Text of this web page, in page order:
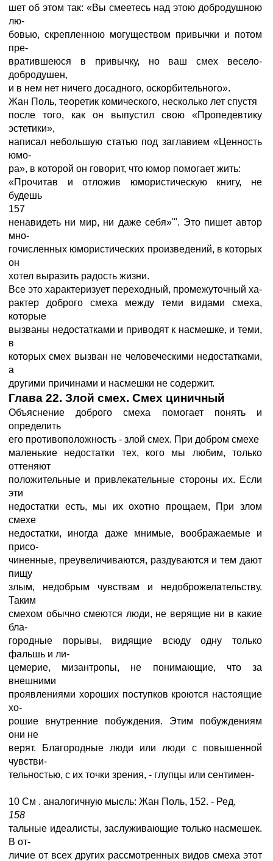
шет об этом так: «Вы смеетесь над этою добродушною
лю-
бовью, скрепленною могуществом привычки и потом
пре-
вратившеюся в привычку, но ваш смех весело-
добродушен,
и в нем нет ничего досадного, оскорбительного».
Жан Поль, теоретик комического, несколько лет спустя
после того, как он выпустил свою «Пропедевтику
эстетики»,
написал небольшую статью под заглавием «Ценность
юмо-
ра», в которой он говорит, что юмор помогает жить:
«Прочитав и отложив юмористическую книгу, не
будешь
157
ненавидеть ни мир, ни даже себя»'". Это пишет автор
мно-
гочисленных юмористических произведений, в которых
он
хотел выразить радость жизни.
Все это характеризует переходный, промежуточный ха-
рактер доброго смеха между теми видами смеха,
которые
вызваны недостатками и приводят к насмешке, и теми,
в
которых смех вызван не человеческими недостатками,
а
другими причинами и насмешки не содержит.
Глава 22. Злой смех. Смех циничный
Объяснение доброго смеха помогает понять и
определить
его противоположность - злой смех. При добром смехе
маленькие недостатки тех, кого мы любим, только
оттеняют
положительные и привлекательные стороны их. Если
эти
недостатки есть, мы их охотно прощаем, При злом
смехе
недостатки, иногда даже мнимые, воображаемые и
присо-
чиненные, преувеличиваются, раздуваются и тем дают
пищу
злым, недобрым чувствам и недоброжелательству.
Таким
смехом обычно смеются люди, не верящие ни в какие
бла-
городные порывы, видящие всюду одну только
фальшь и ли-
цемерие, мизантропы, не понимающие, что за
внешними
проявлениями хороших поступков кроются настоящие
хо-
рошие внутренние побуждения. Этим побуждениям
они не
верят. Благородные люди или люди с повышенной
чувстви-
тельностью, с их точки зрения, - глупцы или сентимен-
10 См . аналогичную мысль: Жан Поль, 152. - Ред,
158
тальные идеалисты, заслуживающие только насмешек.
В от-
личие от всех других рассмотренных видов смеха этот